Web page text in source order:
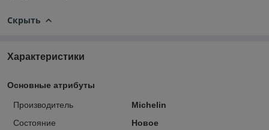
Скрыть
Характеристики
Основные атрибуты
Производитель
Michelin
Состояние
Новое